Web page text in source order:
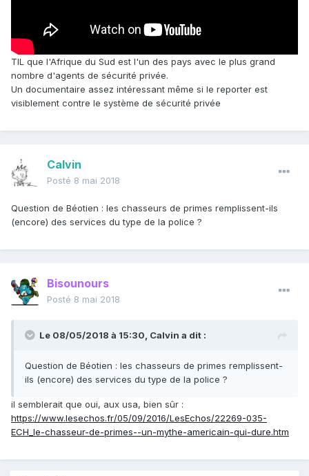
TIL que l'Afrique du Sud est l'un des pays avec le plus grand
nombre d'agents de sécurité privée.
Un documentaire assez intéressant même si le reporter est
visiblement contre le système de sécurité privée
Calvin
Posté 8 mai 2018
Question de Béotien : les chasseurs de primes remplissent-ils
(encore) des services du type de la police ?
Bisounours
Posté 8 mai 2018
Le 08/05/2018 à 15:30, Calvin a dit :
Question de Béotien : les chasseurs de primes remplissent-
ils (encore) des services du type de la police ?
il semblerait que oui, aux usa, bien sûr :
https://www.lesechos.fr/05/09/2016/LesEchos/22269-035-
ECH_le-chasseur-de-primes--un-mythe-americain-qui-dure.htm